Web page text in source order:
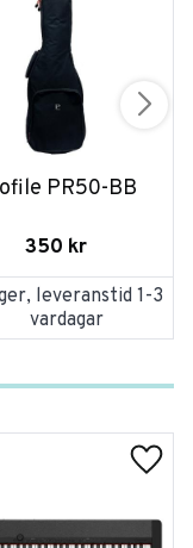
PR50-BB
350 kr
leveranstid 1-3
vardagar